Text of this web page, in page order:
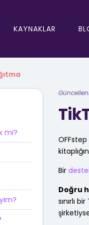
KAYNAKLAR
mi?
Bir
Doğru
sınırlı